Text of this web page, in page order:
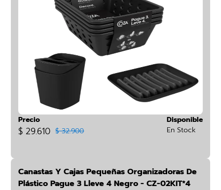
Precio
$ 29.610 $ 32.900
Disponible
En Stock
Canastas Y Cajas Pequeñas Organizadoras De
Plástico Pague 3 Lleve 4 Negro - CZ-02KIT*4